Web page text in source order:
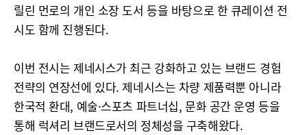
릴린 먼로의 개인 소장 도서 등을 바탕으로 한 큐레이션 전
시도 함께 진행된다.
이번 전시는 제네시스가 최근 강화하고 있는 브랜드 경험
전략의 연장선에 있다. 제네시스는 차량 제품력뿐 아니라
한국적 환대, 예술·스포츠 파트너십, 문화 공간 운영 등을
통해 럭셔리 브랜드로서의 정체성을 구축해왔다.